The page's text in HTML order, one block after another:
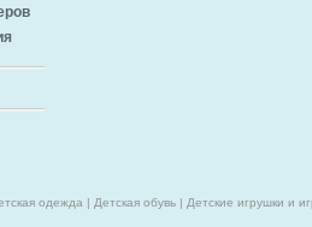
одежда | Детская обувь | Детские игрушки